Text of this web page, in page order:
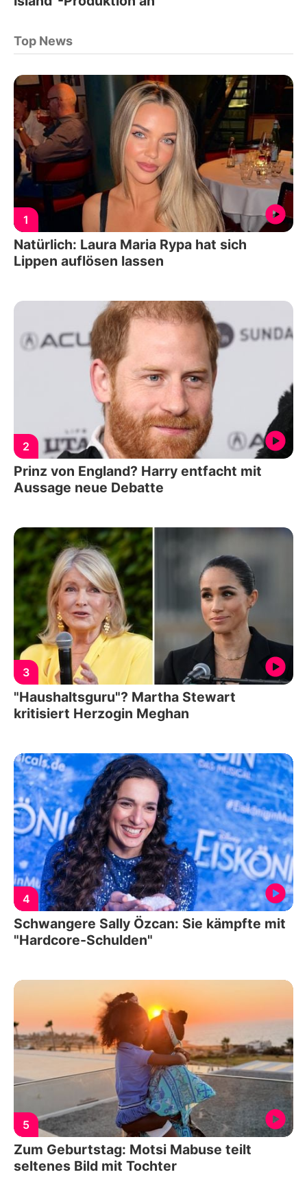
Top News
1
Natürlich: Laura Maria Rypa hat sich
Lippen auflösen lassen
2
Prinz von England? Harry entfacht mit
Aussage neue Debatte
3
"Haushaltsguru"? Martha Stewart
kritisiert Herzogin Meghan
4
Schwangere Sally Özcan: Sie kämpfte mit
"Hardcore-Schulden"
5
Zum Geburtstag: Motsi Mabuse teilt
seltenes Bild mit Tochter